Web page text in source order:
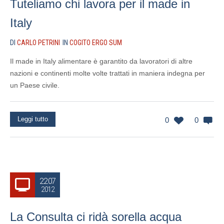
Tuteliamo chi lavora per il made in
Italy
DI CARLO PETRINI IN COGITO ERGO SUM
Il made in Italy alimentare è garantito da lavoratori di altre
nazioni e continenti molte volte trattati in maniera indegna per
un Paese civile.
0 0
Leggi tutto
22.07
2012
La Consulta ci ridà sorella acqua